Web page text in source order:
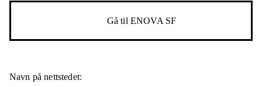
Gå til ENOVA SF
Navn på nettstedet: